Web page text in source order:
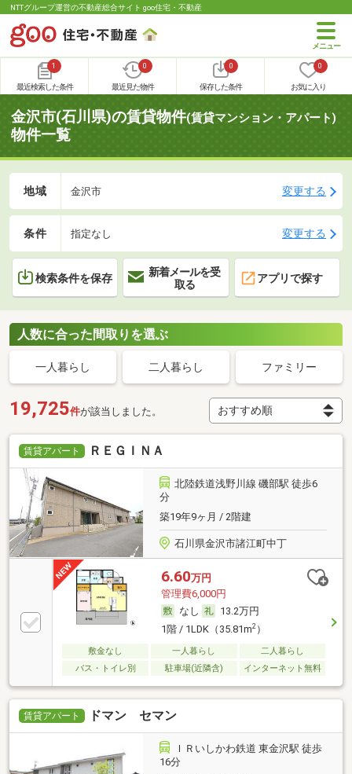
NTTグループ運営の不動産総合サイト goo住宅・不動産
1
最近検索した条件
0
最近見た物件
0
保存した条件
0
お気に入り
金沢市(石川県)の賃貸物件(賃貸マンション・アパート)
物件一覧
地域 金沢市 変更する
条件 指定なし 変更する
検索条件を保存
新着メールを受
取る
アプリで探す
人数に合った間取りを選ぶ
一人暮らし 二人暮らし ファミリー
19,725件が該当しました。
賃貸アパート ＲＥＧＩＮＡ
北陸鉄道浅野川線 磯部駅 徒歩6
分
築19年9ヶ月 / 2階建
石川県金沢市諸江町中丁
6.60万円
管理費6,000円
なし
13.2万円
1階 / 1LDK（35.81m2）
敷金なし 一人暮らし
二人暮らし
バス・トイレ別
駐車場(近隣含) インターネット無料
賃貸アパート ドマン セマン
ＩＲいしかわ鉄道 東金沢駅 徒歩
16分